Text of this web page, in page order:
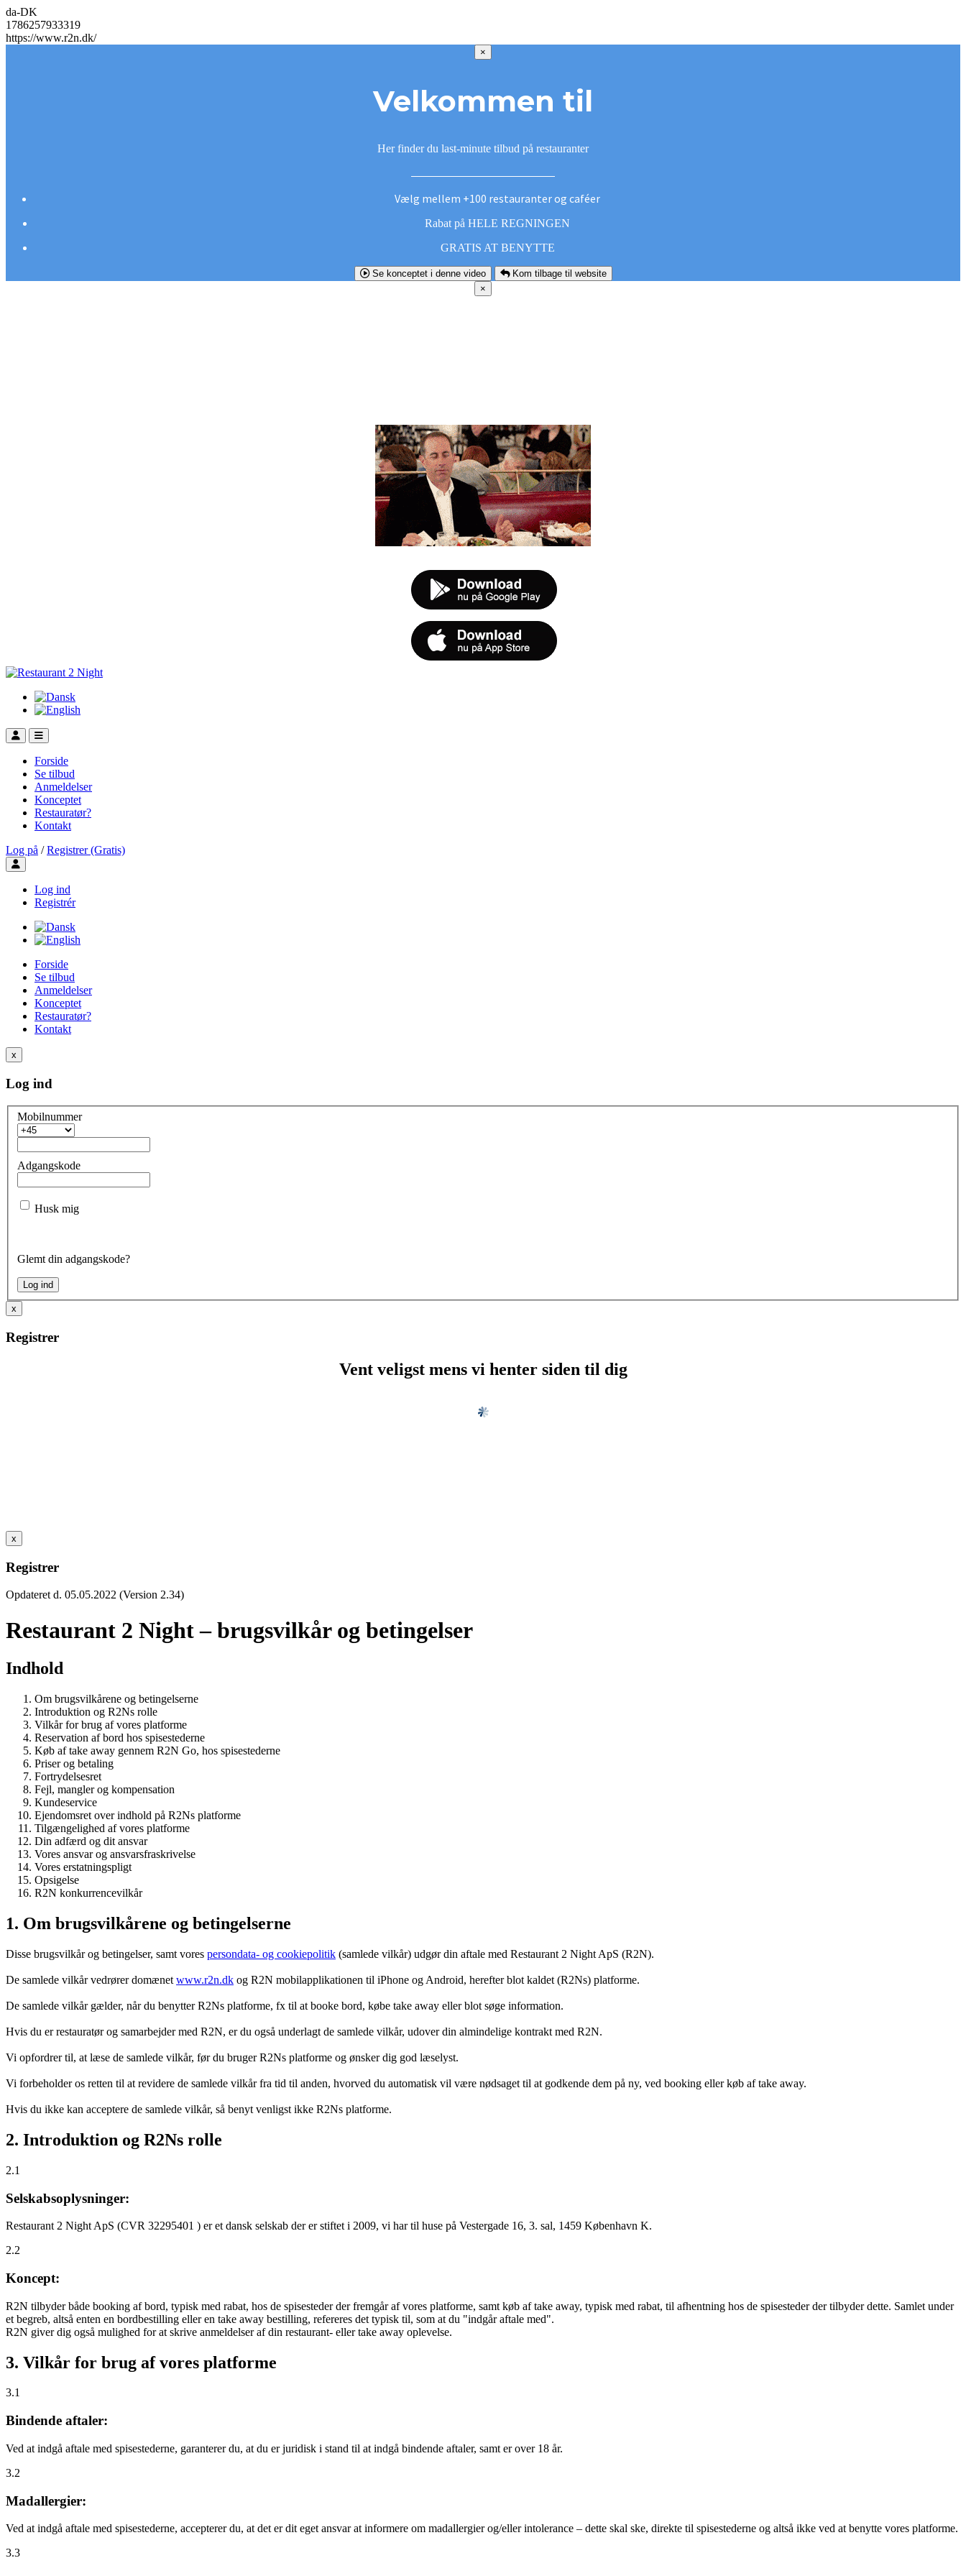
da-DK
1786257933319
https://www.r2n.dk/
×
Velkommen til
Her finder du last-minute tilbud på restauranter
Vælg mellem +100 restauranter og caféer
Rabat på HELE REGNINGEN
GRATIS AT BENYTTE
Se konceptet i denne video
Kom tilbage til website
×
Forside
Se tilbud
Anmeldelser
Konceptet
Restauratør?
Kontakt
Log på / Registrer (Gratis)
Toggle user menu
Log ind
Registrér
Forside
Se tilbud
Anmeldelser
Konceptet
Restauratør?
Kontakt
x
Log ind
Mobilnummer
Adgangskode
Husk mig
Glemt din adgangskode?
x
Registrer
Vent veligst mens vi henter siden til dig
x
Registrer
Opdateret d. 05.05.2022 (Version 2.34)
Restaurant 2 Night – brugsvilkår og betingelser
Indhold
Om brugsvilkårene og betingelserne
Introduktion og R2Ns rolle
Vilkår for brug af vores platforme
Reservation af bord hos spisestederne
Køb af take away gennem R2N Go, hos spisestederne
Priser og betaling
Fortrydelsesret
Fejl, mangler og kompensation
Kundeservice
Ejendomsret over indhold på R2Ns platforme
Tilgængelighed af vores platforme
Din adfærd og dit ansvar
Vores ansvar og ansvarsfraskrivelse
Vores erstatningspligt
Opsigelse
R2N konkurrencevilkår
1. Om brugsvilkårene og betingelserne
Disse brugsvilkår og betingelser, samt vores persondata- og cookiepolitik (samlede vilkår) udgør din aftale med Restaurant 2 Night ApS (R2N).
De samlede vilkår vedrører domænet www.r2n.dk og R2N mobilapplikationen til iPhone og Android, herefter blot kaldet (R2Ns) platforme.
De samlede vilkår gælder, når du benytter R2Ns platforme, fx til at booke bord, købe take away eller blot søge information.
Hvis du er restauratør og samarbejder med R2N, er du også underlagt de samlede vilkår, udover din almindelige kontrakt med R2N.
Vi opfordrer til, at læse de samlede vilkår, før du bruger R2Ns platforme og ønsker dig god læselyst.
Vi forbeholder os retten til at revidere de samlede vilkår fra tid til anden, hvorved du automatisk vil være nødsaget til at godkende dem på ny, ved booking eller køb af take away.
Hvis du ikke kan acceptere de samlede vilkår, så benyt venligst ikke R2Ns platforme.
2. Introduktion og R2Ns rolle
2.1
Selskabsoplysninger:
Restaurant 2 Night ApS (CVR 32295401 ) er et dansk selskab der er stiftet i 2009, vi har til huse på Vestergade 16, 3. sal, 1459 København K.
2.2
Koncept:
R2N tilbyder både booking af bord, typisk med rabat, hos de spisesteder der fremgår af vores platforme, samt køb af take away, typisk med rabat, til afhentning hos de spisesteder der tilbyder dette. Samlet under
et begreb, altså enten en bordbestilling eller en take away bestilling, refereres det typisk til, som at du "indgår aftale med".
R2N giver dig også mulighed for at skrive anmeldelser af din restaurant- eller take away oplevelse.
3. Vilkår for brug af vores platforme
3.1
Bindende aftaler:
Ved at indgå aftale med spisestederne, garanterer du, at du er juridisk i stand til at indgå bindende aftaler, samt er over 18 år.
3.2
Madallergier:
Ved at indgå aftale med spisestederne, accepterer du, at det er dit eget ansvar at informere om madallergier og/eller intolerance – dette skal ske, direkte til spisestederne og altså ikke ved at benytte vores platforme.
3.3